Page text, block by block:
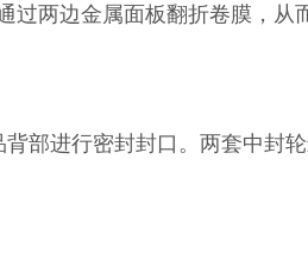
过两边金属面板翻折卷膜，从
部进行密封封口。两套中封